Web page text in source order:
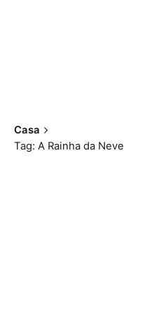
Casa
Tag: A Rainha da Neve